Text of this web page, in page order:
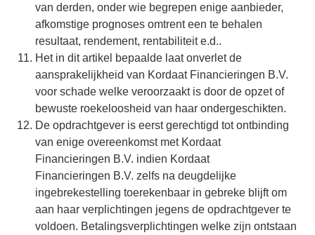
van derden, onder wie begrepen enige aanbieder,
afkomstige prognoses omtrent een te behalen
resultaat, rendement, rentabiliteit e.d..
Het in dit artikel bepaalde laat onverlet de
aansprakelijkheid van Kordaat Financieringen B.V.
voor schade welke veroorzaakt is door de opzet of
bewuste roekeloosheid van haar ondergeschikten.
De opdrachtgever is eerst gerechtigd tot ontbinding
van enige overeenkomst met Kordaat
Financieringen B.V. indien Kordaat
Financieringen B.V. zelfs na deugdelijke
ingebrekestelling toerekenbaar in gebreke blijft om
aan haar verplichtingen jegens de opdrachtgever te
voldoen. Betalingsverplichtingen welke zijn ontstaan